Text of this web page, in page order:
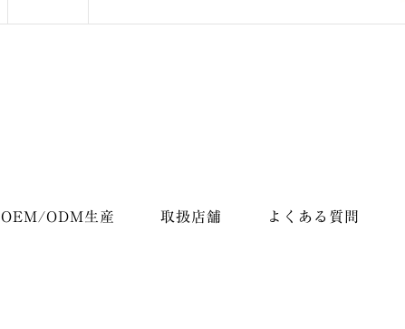
OEM/ODM生産 取扱店舗 よくある質問